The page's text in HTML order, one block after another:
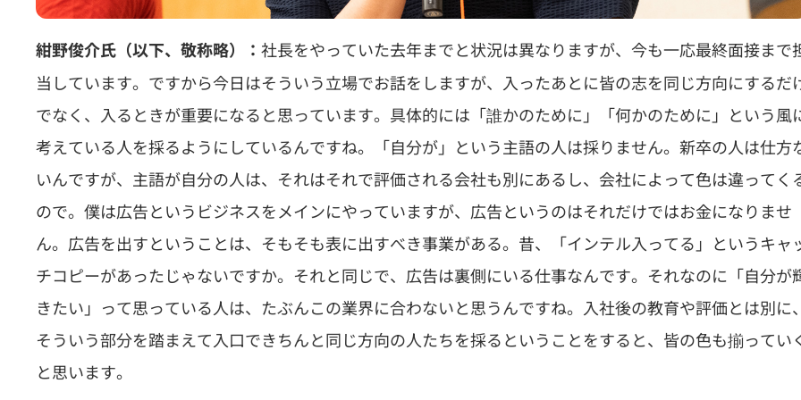
紺野俊介氏（以下、敬称略）： 社長をやっていた去年までと状況は異なりますが、今も一応最終面接まで
当しています。ですから今日はそういう立場でお話をしますが、入ったあとに皆の志を同じ方向にするだ
でなく、入るときが重要になると思っています。具体的には「誰かのために」「何かのために」という風
考えている人を採るようにしているんですね。「自分が」という主語の人は採りません。新卒の人は仕方
いんですが、主語が自分の人は、それはそれで評価される会社も別にあるし、会社によって色は違ってく
ので。僕は広告というビジネスをメインにやっていますが、広告というのはそれだけではお金になりませ
ん。広告を出すということは、そもそも表に出すべき事業がある。昔、「インテル入ってる」というキャ
チコピーがあったじゃないですか。それと同じで、広告は裏側にいる仕事なんです。それなのに「自分が
きたい」って思っている人は、たぶんこの業界に合わないと思うんですね。入社後の教育や評価とは別に、
そういう部分を踏まえて入口できちんと同じ方向の人たちを採るということをすると、皆の色も揃ってい
と思います。